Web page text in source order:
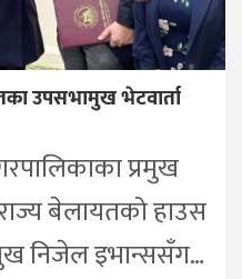
उपसभामुख भेटवार्ता
प्रमुख
बेलायतको हाउस
निजेल इभान्ससँग…